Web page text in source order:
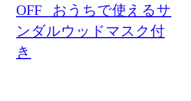
OFF   おうちで使えるサ
ンダルウッドマスク付
き